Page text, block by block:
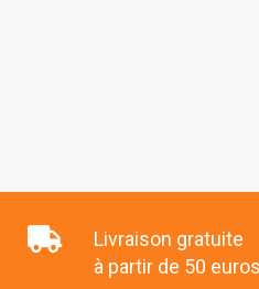
Livraison gratuite
à partir de 50